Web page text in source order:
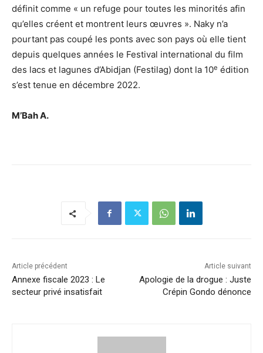
définit comme « un refuge pour toutes les minorités afin
qu’elles créent et montrent leurs œuvres ». Naky n’a
pourtant pas coupé les ponts avec son pays où elle tient
depuis quelques années le Festival international du film
des lacs et lagunes d’Abidjan (Festilag) dont la 10e édition
s’est tenue en décembre 2022.
M’Bah A.
Article précédent
Annexe fiscale 2023 : Le
secteur privé insatisfait
Article suivant
Apologie de la drogue : Juste
Crépin Gondo dénonce